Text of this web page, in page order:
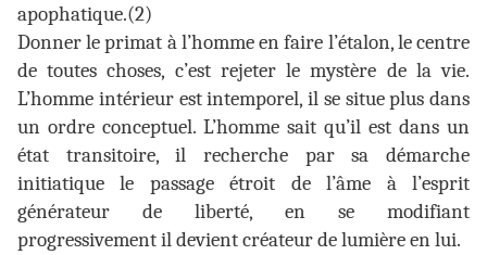
apophatique.(2)
Donner le primat à l’homme en faire l’étalon, le centre
de toutes choses, c’est rejeter le mystère de la vie.
L’homme intérieur est intemporel, il se situe plus dans
un ordre conceptuel. L’homme sait qu’il est dans un
état transitoire, il recherche par sa démarche
initiatique le passage étroit de l’âme à l’esprit
générateur de liberté, en se modifiant
progressivement il devient créateur de lumière en lui.